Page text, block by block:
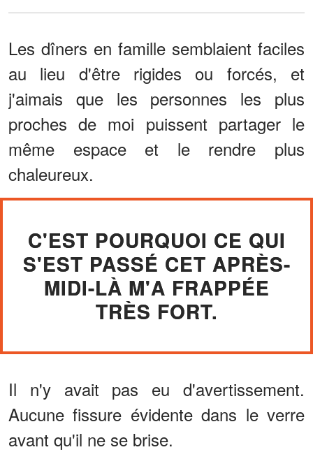
Les dîners en famille semblaient faciles
au lieu d'être rigides ou forcés, et
j'aimais que les personnes les plus
proches de moi puissent partager le
même espace et le rendre plus
chaleureux.
C'EST POURQUOI CE QUI
S'EST PASSÉ CET APRÈS-
MIDI-LÀ M'A FRAPPÉE
TRÈS FORT.
Il n'y avait pas eu d'avertissement.
Aucune fissure évidente dans le verre
avant qu'il ne se brise.